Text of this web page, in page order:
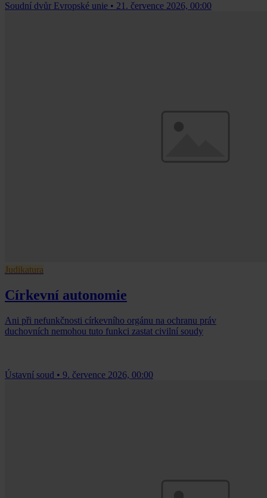
Soudní dvůr Evropské unie • 21. července 2026, 00:00
Judikatura
Církevní autonomie
Ani při nefunkčnosti církevního orgánu na ochranu práv
duchovních nemohou tuto funkci zastat civilní soudy
Ústavní soud • 9. července 2026, 00:00